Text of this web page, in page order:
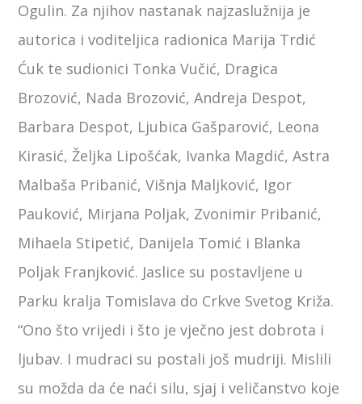
Ogulin. Za njihov nastanak najzaslužnija je
autorica i voditeljica radionica Marija Trdić
Ćuk te sudionici Tonka Vučić, Dragica
Brozović, Nada Brozović, Andreja Despot,
Barbara Despot, Ljubica Gašparović, Leona
Kirasić, Željka Lipošćak, Ivanka Magdić, Astra
Malbaša Pribanić, Višnja Maljković, Igor
Pauković, Mirjana Poljak, Zvonimir Pribanić,
Mihaela Stipetić, Danijela Tomić i Blanka
Poljak Franjković. Jaslice su postavljene u
Parku kralja Tomislava do Crkve Svetog Križa.
“Ono što vrijedi i što je vječno jest dobrota i
ljubav. I mudraci su postali još mudriji. Mislili
su možda da će naći silu, sjaj i veličanstvo koje